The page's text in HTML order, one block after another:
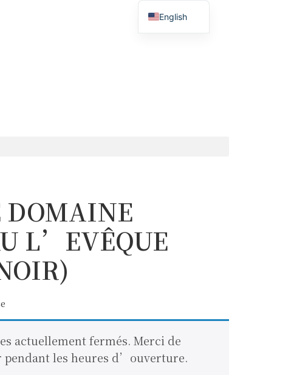
DOMAINE
L’EVÊQUE
actuellement fermés. Merci de
pendant les heures d’ouverture.
English